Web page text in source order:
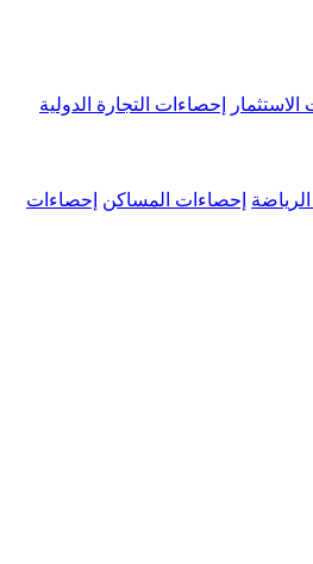
إحصاءات التجارة الدولية
إحصاءات المساكن إحصاءات